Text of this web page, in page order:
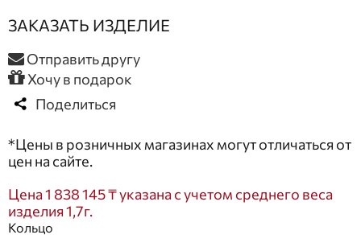
ЗАКАЗАТЬ ИЗДЕЛИЕ
Отправить другу
Хочу в подарок
Поделиться
*Цены в розничных магазинах могут отличаться от
цен на сайте.
Цена 1 838 145 ₸ указана с учетом среднего веса
изделия 1,7г.
Кольцо